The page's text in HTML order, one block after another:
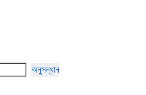
অনুসন্ধান